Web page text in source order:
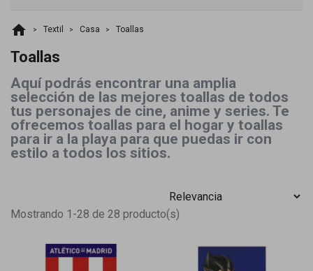
home Textil Casa Toallas
Toallas
Aquí podrás encontrar una amplia
selección de las mejores toallas de todos
tus personajes de cine, anime y series. Te
ofrecemos toallas para el hogar y toallas
para ir a la playa para que puedas ir con
estilo a todos los sitios.
Mostrando 1-28 de 28 producto(s)